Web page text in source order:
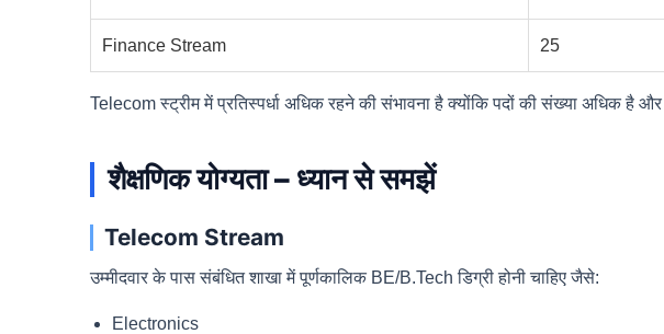
Finance Stream 25
Telecom स्ट्रीम में प्रतिस्पर्धा अधिक रहने की संभावना है क्योंकि पदों की संख्या अधिक है और
शैक्षणिक योग्यता – ध्यान से समझें
Telecom Stream
उम्मीदवार के पास संबंधित शाखा में पूर्णकालिक BE/B.Tech डिग्री होनी चाहिए जैसे:
Electronics